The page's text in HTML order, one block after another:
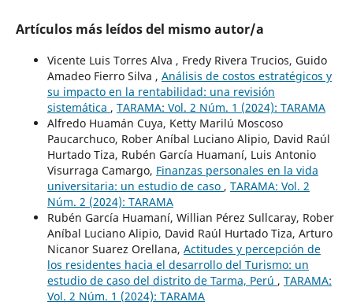
Artículos más leídos del mismo autor/a
Vicente Luis Torres Alva , Fredy Rivera Trucios, Guido
Amadeo Fierro Silva , Análisis de costos estratégicos y
su impacto en la rentabilidad: una revisión
sistemática , TARAMA: Vol. 2 Núm. 1 (2024): TARAMA
Alfredo Huamán Cuya, Ketty Marilú Moscoso
Paucarchuco, Rober Aníbal Luciano Alipio, David Raúl
Hurtado Tiza, Rubén García Huamaní, Luis Antonio
Visurraga Camargo, Finanzas personales en la vida
universitaria: un estudio de caso , TARAMA: Vol. 2
Núm. 2 (2024): TARAMA
Rubén García Huamaní, Willian Pérez Sullcaray, Rober
Aníbal Luciano Alipio, David Raúl Hurtado Tiza, Arturo
Nicanor Suarez Orellana, Actitudes y percepción de
los residentes hacia el desarrollo del Turismo: un
estudio de caso del distrito de Tarma, Perú , TARAMA:
Vol. 2 Núm. 1 (2024): TARAMA